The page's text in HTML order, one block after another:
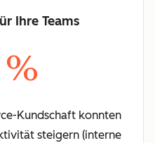
Ihre Teams
Kundschaft konnten
steigern (interne